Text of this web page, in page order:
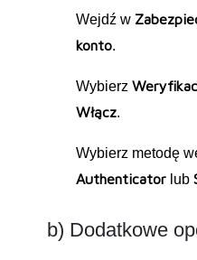
Wejdź w
konto.
Wybierz
Włącz.
Wybierz metodę
Authenticator lub
b) Dodatkowe